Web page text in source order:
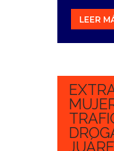
LEER
3